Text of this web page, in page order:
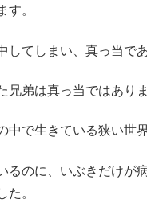
す。
してしまい、真っ当で
兄弟は真っ当ではありま
中で生きている狭い世
るのに、いぶきだけが
た。